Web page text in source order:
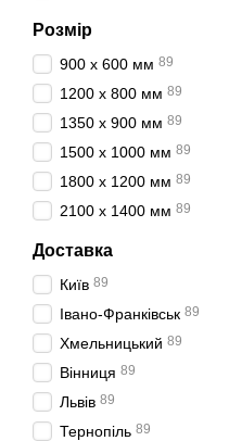
Розмір
900 х 600 мм 89
1200 х 800 мм 89
1350 х 900 мм 89
1500 х 1000 мм 89
1800 х 1200 мм 89
2100 х 1400 мм 89
Доставка
Київ 89
Івано-Франківськ 89
Хмельницький 89
Вінниця 89
Львів 89
Тернопіль 89